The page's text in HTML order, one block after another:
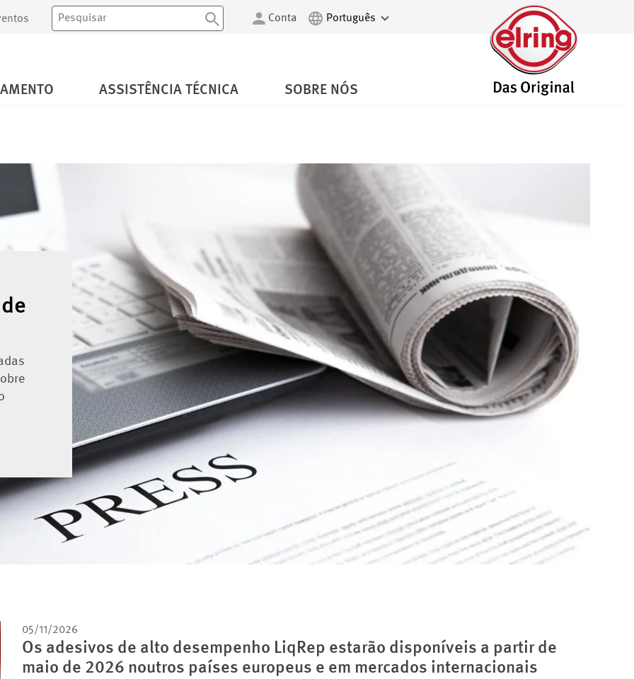
Conta
ASSISTÊNCIA TÉCNICA SOBRE NÓS
05/11/2026
Os adesivos de alto desempenho LiqRep estarão disponíveis a partir de
maio de 2026 noutros países europeus e em mercados internacionais